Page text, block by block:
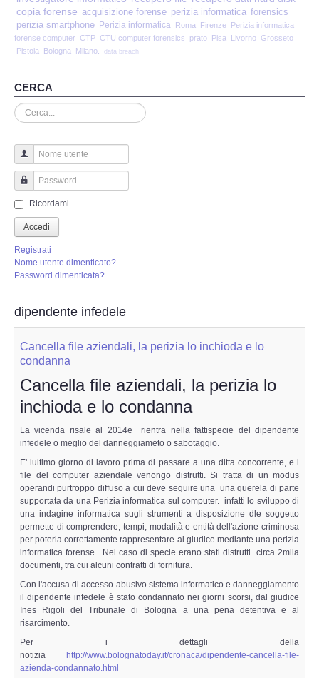
Perizia E-mail
Perizia Truffa Banca e Online
Perizia Dash Cam
Perizia Controllo lavoratori
Perizia Chat WhatsApp,Telegram
Perizia DVR
Perizia IoT e IIoT
Perizia Ransomware Malware
Perizia Incidente Stradale
Perizia Data Breach
INDAGINI DIGITALI
Digital Intelligence OSINT
Indagini su computer
Indagini Smartphone,Tablet
Copia/Acquisizione Forense
Bonifiche Digitali
Forensics Readiness
Incident Response
copia forense acquisizione forense perizia informatica forensics
perizia smartphone Perizia informatica Roma Firenze Perizia informatica
forense computer CTP CTU computer forensics prato Pisa Livorno Grosseto
Pistoia
Bologna Milano. data breach
CERCA
Cerca...
Nome utente
Password
Ricordami
Accedi
Registrati
Nome utente dimenticato?
Password dimenticata?
dipendente infedele
Cancella file aziendali, la perizia lo inchioda e lo
condanna
Cancella file aziendali, la perizia lo
inchioda e lo condanna
La vicenda risale al 2014e rientra nella fattispecie del dipendente
infedele o meglio del danneggiameto o sabotaggio.
E' lultimo giorno di lavoro prima di passare a una ditta concorrente, e i
file del computer aziendale venongo distrutti. Si tratta di un modus
operandi purtroppo diffuso a cui deve seguire una una querela di parte
supportata da una Perizia informatica sul computer. infatti lo sviluppo di
una indagine informatica sugli strumenti a disposizione dle soggetto
permette di comprendere, tempi, modalità e entità dell'azione criminosa
per poterla correttamente rappresentare al giudice mediante una perizia
informatica forense. Nel caso di specie erano stati distrutti circa 2mila
documenti, tra cui alcuni contratti di fornitura.
Con l'accusa di accesso abusivo sistema informatico e danneggiamento
il dipendente infedele è stato condannato nei giorni scorsi, dal giudice
Ines Rigoli del Tribunale di Bologna a una pena detentiva e al
risarcimento.
Per i dettagli della
notizia http://www.bolognatoday.it/cronaca/dipendente-cancella-file-
azienda-condannato.html